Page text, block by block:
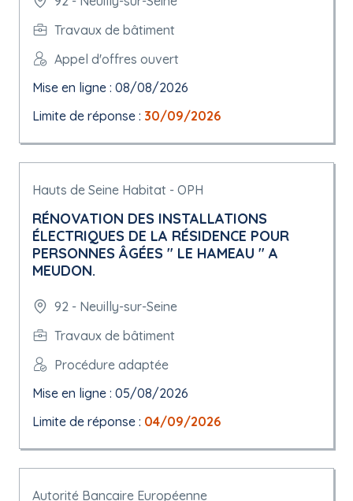
Travaux de bâtiment
Appel d'offres ouvert
Mise en ligne : 08/08/2026
Limite de réponse : 30/09/2026
Hauts de Seine Habitat - OPH
RÉNOVATION DES INSTALLATIONS
ÉLECTRIQUES DE LA RÉSIDENCE POUR
PERSONNES ÂGÉES " LE HAMEAU " A
MEUDON.
92 - Neuilly-sur-Seine
Travaux de bâtiment
Procédure adaptée
Mise en ligne : 05/08/2026
Limite de réponse : 04/09/2026
Autorité Bancaire Européenne